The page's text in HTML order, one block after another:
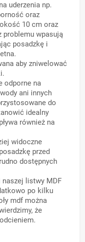
uderzenia np.
oraz
10 cm oraz
problemu wpasują
posadzkę i
aby zniwelować
odporne na
ani innych
do
idealny
również na
widoczne
przed
dostępnych
listwy MDF
po kilku
mdf można
że